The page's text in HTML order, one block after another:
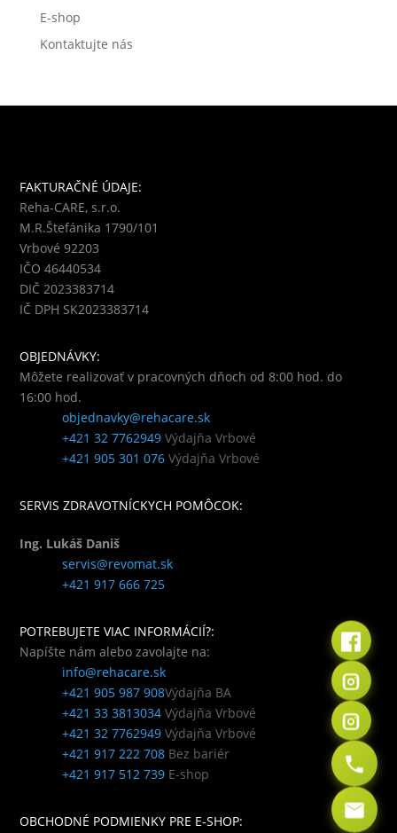
E-shop
Kontaktujte nás
FAKTURAČNÉ ÚDAJE:
Reha-CARE, s.r.o.
M.R.Štefánika 1790/101
Vrbové 92203
IČO 46440534
DIČ 2023383714
IČ DPH SK2023383714
OBJEDNÁVKY:
Môžete realizovať v pracovných dňoch od 8:00 hod. do
16:00 hod.
objednavky@rehacare.sk
+421 32 7762949Výdajňa Vrbové
+421 905 301 076Výdajňa Vrbové
SERVIS ZDRAVOTNÍCKYCH POMÔCOK:
Ing. Lukáš Daniš
servis@revomat.sk
+421 917 666 725
POTREBUJETE VIAC INFORMÁCIÍ?:
Napíšte nám alebo zavolajte na:
info@rehacare.sk
+421 905 987 908Výdajňa BA
+421 33 3813034Výdajňa Vrbové
+421 32 7762949Výdajňa Vrbové
+421 917 222 708Bez bariér
+421 917 512 739E-shop
OBCHODNÉ PODMIENKY PRE E-SHOP: